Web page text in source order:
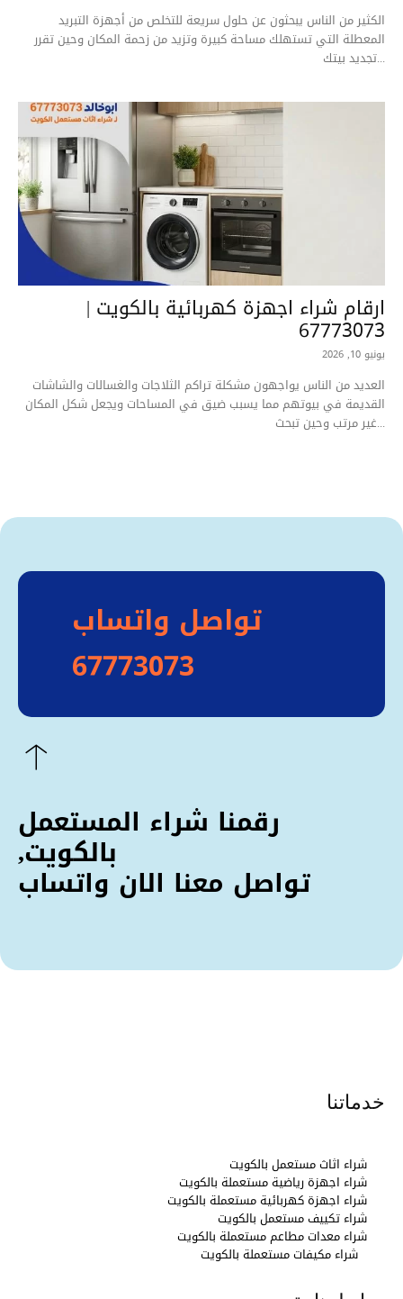
الكثير من الناس يبحثون عن حلول سريعة للتخلص من أجهزة التبريد
المعطلة التي تستهلك مساحة كبيرة وتزيد من زحمة المكان وحين تقرر
تجديد بيتك...
ارقام شراء اجهزة كهربائية بالكويت |
67773073
يونيو 10, 2026
العديد من الناس يواجهون مشكلة تراكم الثلاجات والغسالات والشاشات
القديمة في بيوتهم مما يسبب ضيق في المساحات ويجعل شكل المكان
غير مرتب وحين تبحث...
تواصل واتساب
67773073
رقمنا شراء المستعمل
بالكويت,
تواصل معنا الان واتساب
خدماتنا
شراء اثاث مستعمل بالكويت
شراء اجهزة رياضية مستعملة بالكويت
شراء اجهزة كهربائية مستعملة بالكويت
شراء تكييف مستعمل بالكويت
شراء معدات مطاعم مستعملة بالكويت
شراء مكيفات مستعملة بالكويت